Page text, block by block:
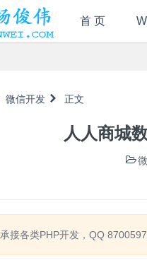
首 页
微信开发 正文
人人商城
承接各类PHP开发，QQ